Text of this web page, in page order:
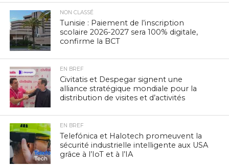
NON CLASSÉ
Tunisie : Paiement de l’inscription
scolaire 2026-2027 sera 100% digitale,
confirme la BCT
EN BREF
Civitatis et Despegar signent une
alliance stratégique mondiale pour la
distribution de visites et d’activités
EN BREF
Telefónica et Halotech promeuvent la
sécurité industrielle intelligente aux USA
grâce à l’IoT et à l’IA